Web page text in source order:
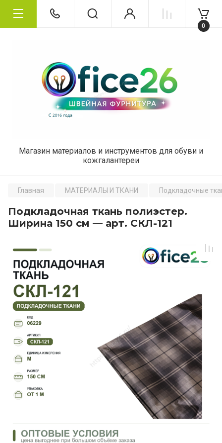
Магазин материалов и инструментов для обуви и
кожгалантереи
0
Главная МАТЕРИАЛЫ И ТКАНИ Подкладочные
Подкладочная ткань полиэстер.
Ширина 150 см — арт. СКЛ-121